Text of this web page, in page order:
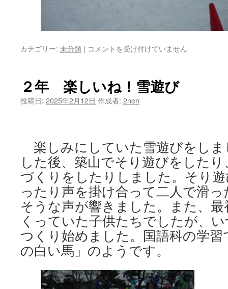
カテゴリー: 未分類 | ５
遊
び
コメントを受け付けていません
２年 楽しいね！雪遊び
投稿日: 2025年2月12日 作成者: 2nen
楽しみにしていた雪遊びをし
した後、築山でそり遊びをした
づくりをしたりしました。そり
ったり声を掛け合って二人で滑
そうな声が響きました。また、
くっていた子供たちでしたが、
つくり始めました。国語科の学
の白い馬」のようです。